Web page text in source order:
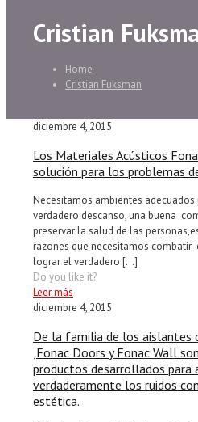
Cristian
Home
Cristian Fuksman
diciembre 4, 2015
Los Materiales Acústicos
solución para los problemas
Necesitamos ambientes
verdadero descanso, una buena
preservar la salud de las
razones que necesitamos combatir
lograr el verdadero […]
Do you like it?
Leer más
diciembre 4, 2015
De la familia de los aislantes
,Fonac Doors y Fonac Wall
productos desarrollados para
verdaderamente los ruidos
estética.